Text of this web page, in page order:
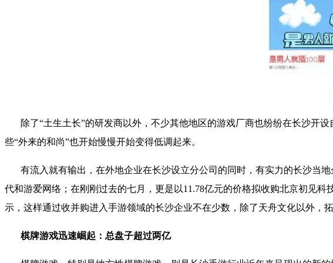
除了“土生土长”的研发商以外，不少其他地区的游戏厂商也纷纷在长沙开
些“外来的和尚”也开始慢慢开始变得低调起来。
有流入就有输出，在外地企业在长沙设立分公司的同时，有实力的长沙当
代和游爱网络；在刚刚过去的七月，更是以11.78亿元的价格拟收购北京初见科
示，这样通过收并购进入手游领域的长沙企业不在少数，除了天舟文化以外，
棋牌游戏迅速崛起：总盘子超过两亿